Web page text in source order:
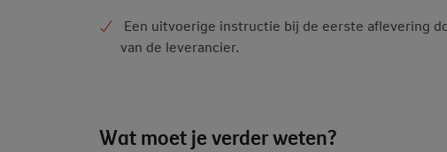
Een uitvoerige instructie bij de eerste aflevering
van de leverancier.
Wat moet je verder weten?